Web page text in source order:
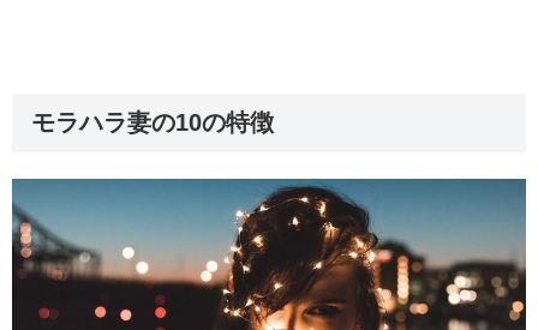
モラハラ妻の10の特徴